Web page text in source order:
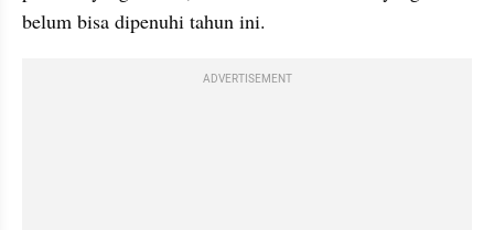
belum bisa dipenuhi tahun ini.
ADVERTISEMENT